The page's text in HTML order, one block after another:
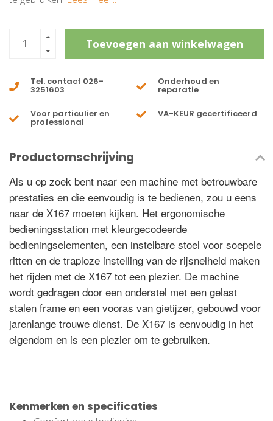
Toevoegen aan winkelwagen
Tel. contact 026-
3251603
Onderhoud en
reparatie
Voor particulier en
professional
VA-KEUR gecertificeerd
Productomschrijving
Als u op zoek bent naar een machine met betrouwbare
prestaties en die eenvoudig is te bedienen, zou u eens
naar de X167 moeten kijken. Het ergonomische
bedieningsstation met kleurgecodeerde
bedieningselementen, een instelbare stoel voor soepele
ritten en de traploze instelling van de rijsnelheid maken
het rijden met de X167 tot een plezier. De machine
wordt gedragen door een onderstel met een gelast
stalen frame en een vooras van gietijzer, gebouwd voor
jarenlange trouwe dienst. De X167 is eenvoudig in het
eigendom en is een plezier om te gebruiken.
Kenmerken en specificaties